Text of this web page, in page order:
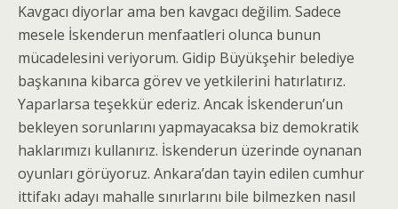
Kavgacı diyorlar ama ben kavgacı değilim. Sadece
mesele İskenderun menfaatleri olunca bunun
mücadelesini veriyorum. Gidip Büyükşehir belediye
başkanına kibarca görev ve yetkilerini hatırlatırız.
Yaparlarsa teşekkür ederiz. Ancak İskenderun’un
bekleyen sorunlarını yapmayacaksa biz demokratik
haklarımızı kullanırız. İskenderun üzerinde oynanan
oyunları görüyoruz. Ankara’dan tayin edilen cumhur
ittifakı adayı mahalle sınırlarını bile bilmezken nasıl